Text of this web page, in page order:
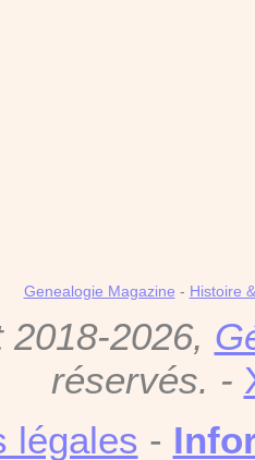
Genealogie Magazine - Histoire
2026,
réservés. -
légales -